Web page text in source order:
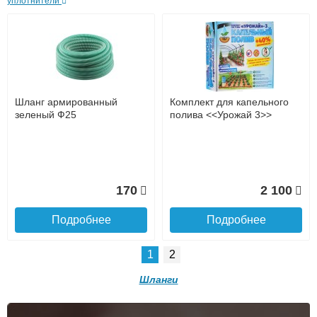
услуга платная
Подробнее об оплате
Шланг армированный
зеленый Ф25
170
Подробнее
Комплект для капельного
полива <<Урожай 3>>
2 100
Подробнее
1 2
Шланги